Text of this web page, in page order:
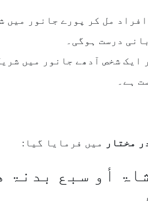
درست ہوگی۔
ایک شخص آدھے جانور میں
ہے۔
مختار میں فرمایا گیا:
أو سبع بدنۃ